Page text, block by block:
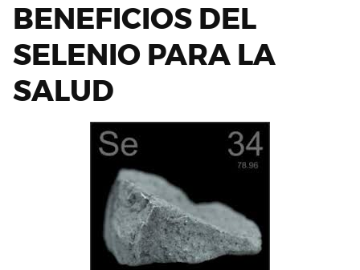
BENEFICIOS DEL
SELENIO PARA LA
SALUD